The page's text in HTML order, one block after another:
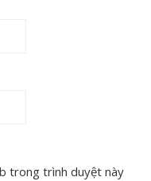
trong trình duyệt này